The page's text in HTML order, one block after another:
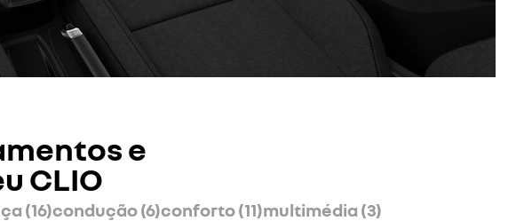
e
CLIO
(16)condução (6)conforto (11)multimédia (3)